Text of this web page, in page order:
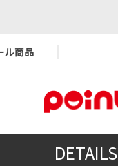
ル商品
DETAILS